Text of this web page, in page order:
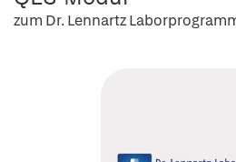
zum Dr. Lennartz